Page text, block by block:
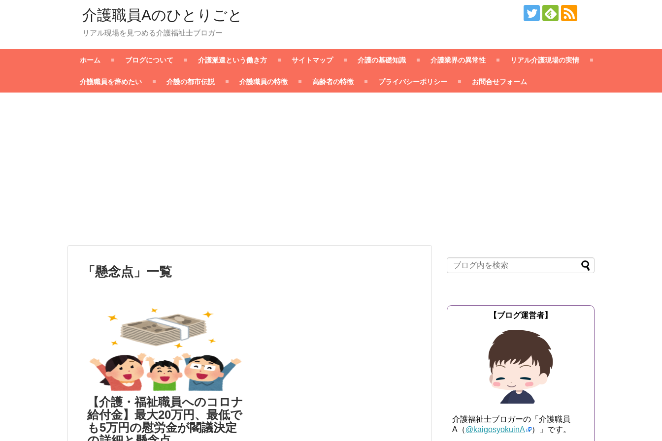
介護職員Aのひとりごと
リアル現場を見つめる介護福祉士ブロガー
ホーム ブログについて 介護派遣という働き方 サイトマップ 介護の基礎知識 介護業界の異常性 リアル介護現場の実情
介護職員を辞めたい 介護の都市伝説 介護職員の特徴 高齢者の特徴 プライバシーポリシー お問合せフォーム
「 懸念点 」 一覧
【介護・福祉職員へのコロナ
給付金】最大20万円、最低で
も5万円の慰労金が閣議決定
【ブログ運営者】
介護福祉士ブロガーの「介護職員
A（@kaigosyokuinA ）」です。